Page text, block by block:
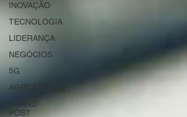
INOVAÇÃO
TECNOLOGIA
LIDERANÇA
NEGÓCIOS
5G
AGROTECH
BRAND
POST